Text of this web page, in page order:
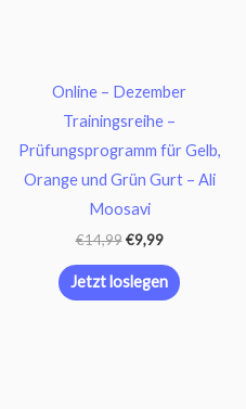
Online – Dezember
Trainingsreihe –
Prüfungsprogramm für Gelb,
Orange und Grün Gurt – Ali
Moosavi
€14,99 €9,99
Jetzt loslegen